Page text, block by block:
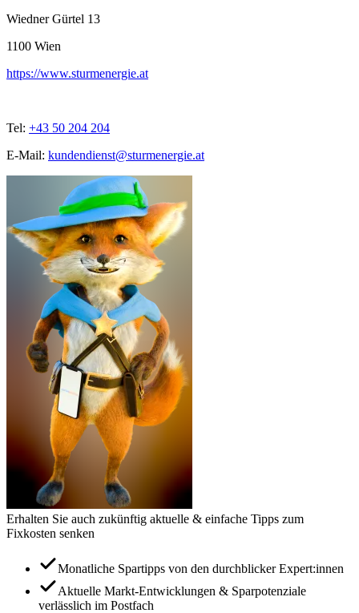
Wiedner Gürtel 13
1100 Wien
https://www.sturmenergie.at
Tel: +43 50 204 204
E-Mail: kundendienst@sturmenergie.at
Erhalten Sie auch zukünftig aktuelle & einfache Tipps zum
Fixkosten senken
Monatliche Spartipps von den durchblicker Expert:innen
Aktuelle Markt-Entwicklungen & Sparpotenziale
verlässlich im Postfach